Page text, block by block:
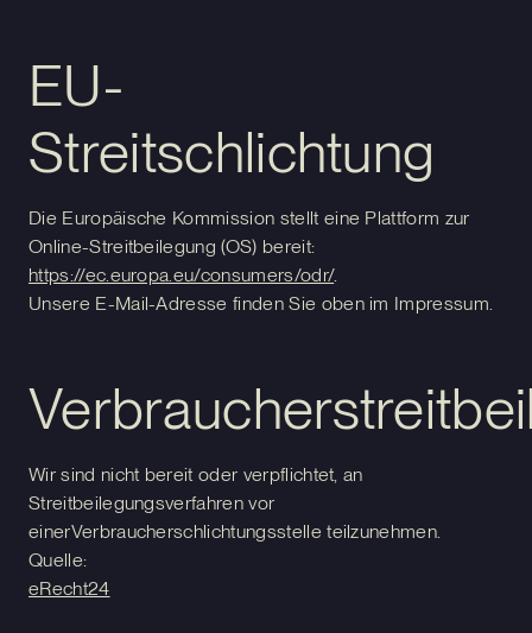
EU-
Streitschlichtung
Die Europäische Kommission stellt eine Plattform zur
Online-Streitbeilegung (OS) bereit:
https://ec.europa.eu/consumers/odr/.
Unsere E-Mail-Adresse finden Sie oben im Impressum.
Wir sind nicht bereit oder verpflichtet, an
Streitbeilegungsverfahren vor
einerVerbraucherschlichtungsstelle teilzunehmen.
Quelle:
eRecht24